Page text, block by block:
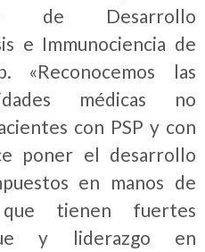
de Desarrollo
e Immunociencia de
«Reconocemos las
médicas no
con PSP y con
poner el desarrollo
en manos de
tienen fuertes
y liderazgo en